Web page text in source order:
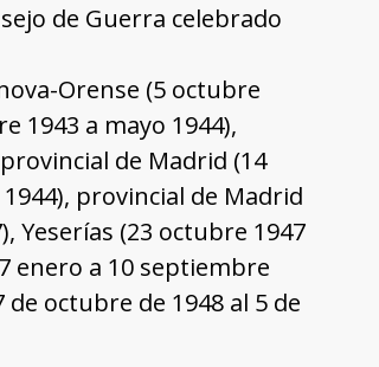
de Guerra celebrado
Orense (5 octubre
1943 a mayo 1944),
de Madrid (14
provincial de Madrid
Yeserías (23 octubre 1947
enero a 10 septiembre
octubre de 1948 al 5 de